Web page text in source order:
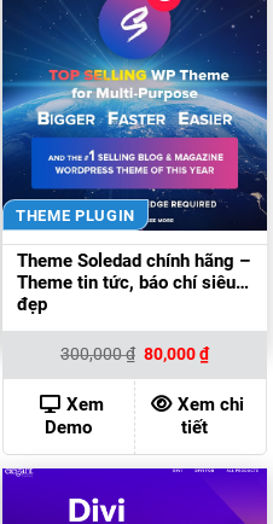
THEME PLUGIN
Theme Soledad chính hãng –
Theme tin tức, báo chí siêu
đẹp
300,000₫ Giá
gốc
là:
300,000 ₫.
80,000₫Giá
hiện
tại
là:
80,000
Xem
Demo
Xem chi
tiết